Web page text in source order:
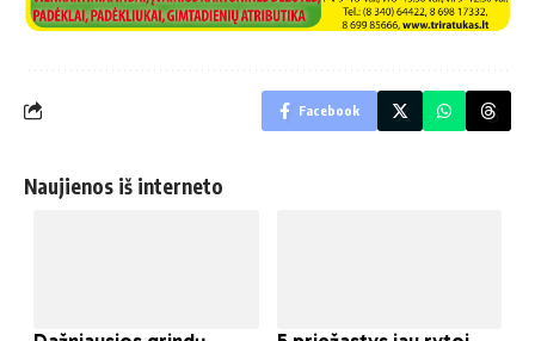
Facebook
Naujienos iš interneto